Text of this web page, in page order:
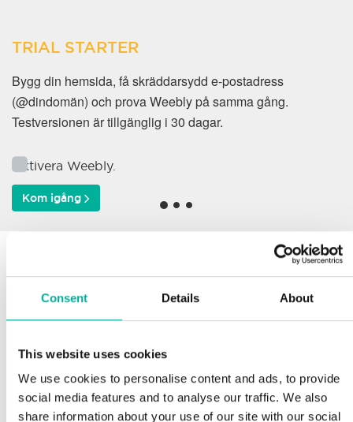
Consent Details About
This website uses cookies
We use cookies to personalise content and ads, to provide
social media features and to analyse our traffic. We also
share information about your use of our site with our social
TRIAL STARTER
Bygg din hemsida, få skräddarsydd e-postadress
(@dindomän) och prova Weebly på samma gång.
Testversionen är tillgänglig i 30 dagar.
Aktivera Weebly.
Kom igång
Varför väljer våra kunder
oss?
Support
Du förtjänar att ha de allra bästa